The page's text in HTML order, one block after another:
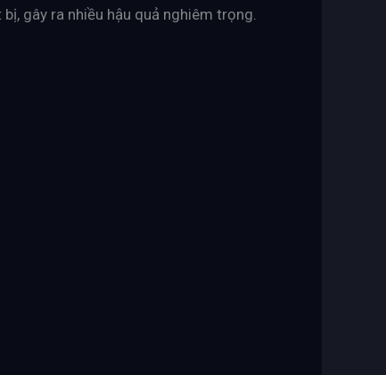
gây ra nhiều hậu quả nghiêm trọng.